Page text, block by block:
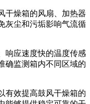
干燥箱的风扇、加热器
灰尘和污垢影响气流循
响应速度快的温度传感
确监测箱内不同区域的
有效提高鼓风干燥箱的